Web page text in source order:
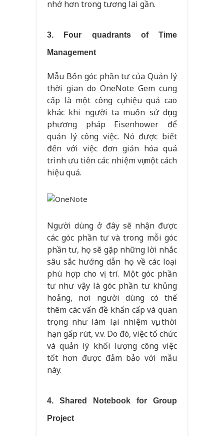
nhớ hơn trong tương lai gần.
3. Four quadrants of Time
Management
Mẫu Bốn góc phần tư của Quản lý
thời gian do OneNote Gem cung
cấp là một công cụ hiệu quả cao
khác khi người ta muốn sử dụng
phương pháp Eisenhower để
quản lý công việc. Nó được biết
đến với việc đơn giản hóa quá
trình ưu tiên các nhiệm vụ một cách
hiệu quả.
Người dùng ở đây sẽ nhận được
các góc phần tư và trong mỗi góc
phần tư, họ sẽ gặp những lời nhắc
sâu sắc hướng dẫn họ về các loại
phù hợp cho vị trí. Một góc phần
tư như vậy là góc phần tư khủng
hoảng, nơi người dùng có thể
thêm các vấn đề khẩn cấp và quan
trọng như làm lại nhiệm vụ, thời
hạn gấp rút, v.v. Do đó, việc tổ chức
và quản lý khối lượng công việc
tốt hơn được đảm bảo với mẫu
này.
4. Shared Notebook for Group
Project